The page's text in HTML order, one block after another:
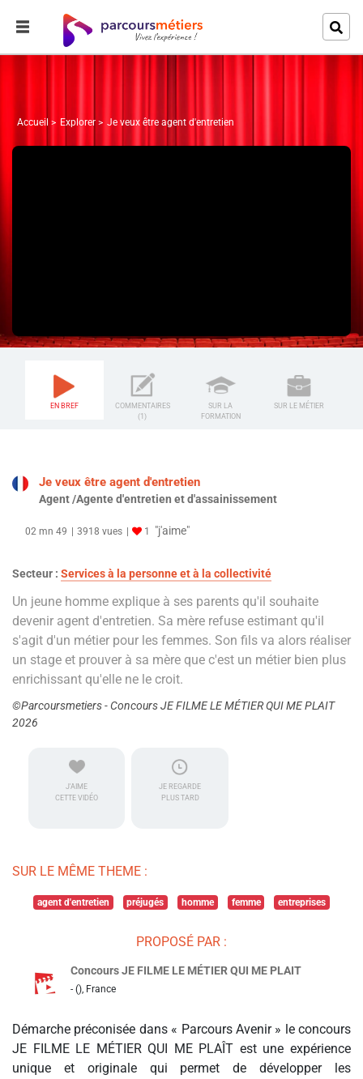
Accueil Explorer Je veux être agent d'entretien
EN BREF
COMMENTAIRES
(1)
SUR LA
FORMATION
SUR LE MÉTIER
Je veux être agent d'entretien
Agent /Agente d'entretien et d'assainissement
02 mn 49 3918 vues 1 "j'aime"
Secteur : Services à la personne et à la collectivité
Un jeune homme explique à ses parents qu'il souhaite
devenir agent d'entretien. Sa mère refuse estimant qu'il
s'agit d'un métier pour les femmes. Son fils va alors réaliser
un stage et prouver à sa mère que c'est un métier bien plus
enrichissant qu'elle ne le croit.
©Parcoursmetiers - Concours JE FILME LE MÉTIER QUI ME PLAIT
2026
J'AIME
CETTE VIDÉO
JE REGARDE
PLUS TARD
SUR LE MÊME THEME :
agent d'entretien préjugés homme femme entreprises
PROPOSÉ PAR :
Concours JE FILME LE MÉTIER QUI ME PLAIT
- (), France
Démarche préconisée dans « Parcours Avenir » le concours
JE FILME LE MÉTIER QUI ME PLAÎT est une expérience
unique et originale qui permet de développer les